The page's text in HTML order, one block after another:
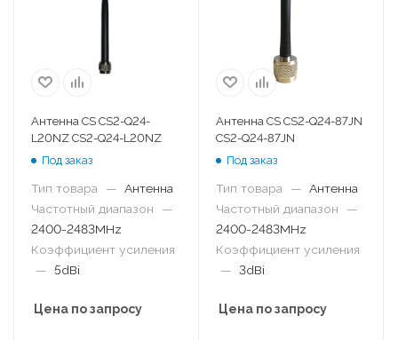
Антенна CS CS2-Q24-
L20NZ CS2-Q24-L20NZ
Под заказ
Тип товара — Антенна
Частотный диапазон
—
2400-2483MHz
Коэффициент усиления
— 5dBi
Цена по запросу
Антенна CS CS2-Q24-87JN
CS2-Q24-87JN
Под заказ
Тип товара — Антенна
Частотный диапазон
—
2400-2483MHz
Коэффициент усиления
— 3dBi
Цена по запросу